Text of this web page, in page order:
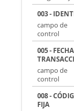
003 -
campo de
control
005 -
campo de
control
008 -
FIJA